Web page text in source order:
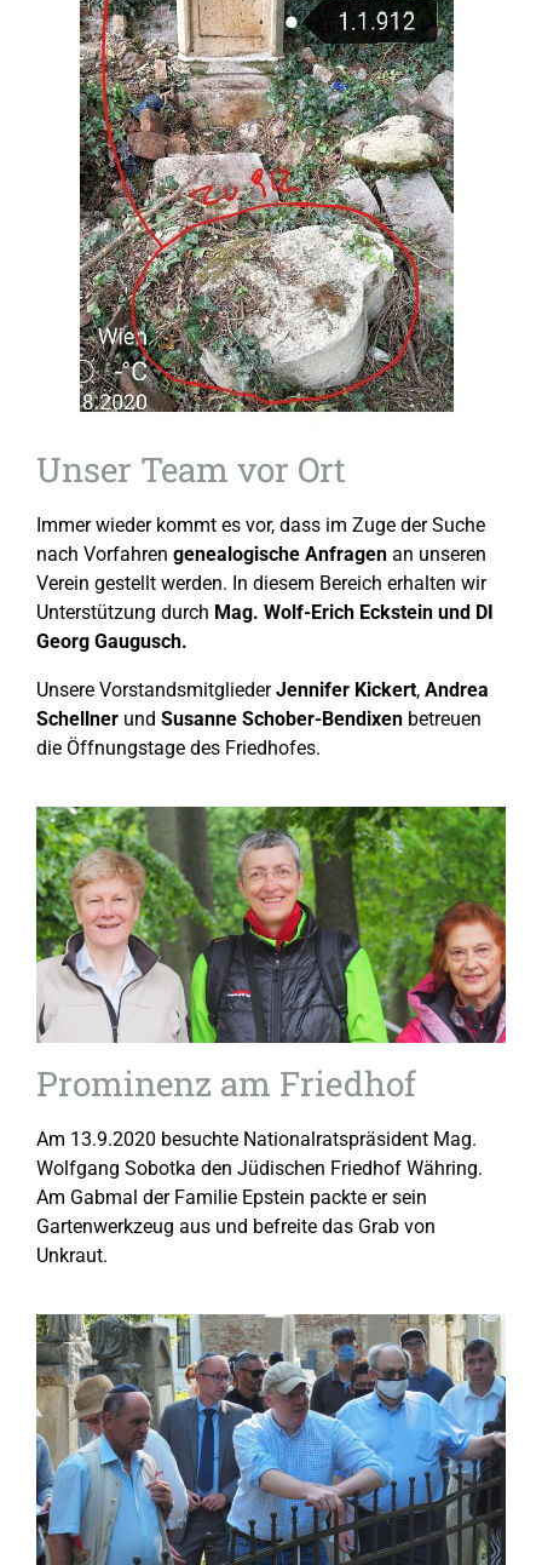
Unser Team vor Ort
Immer wieder kommt es vor, dass im Zuge der Suche
nach Vorfahren genealogische Anfragen an unseren
Verein gestellt werden. In diesem Bereich erhalten wir
Unterstützung durch Mag. Wolf-Erich Eckstein und DI
Georg Gaugusch.
Unsere VorstandsmitgliederJennifer Kickert, Andrea
Schellner und Susanne Schober-Bendixen betreuen
die Öffnungstage des Friedhofes.
Prominenz am Friedhof
Am 13.9.2020 besuchte Nationalratspräsident Mag.
Wolfgang Sobotka den Jüdischen Friedhof Währing.
Am Gabmal der Familie Epstein packte er sein
Gartenwerkzeug aus und befreite das Grab von
Unkraut.